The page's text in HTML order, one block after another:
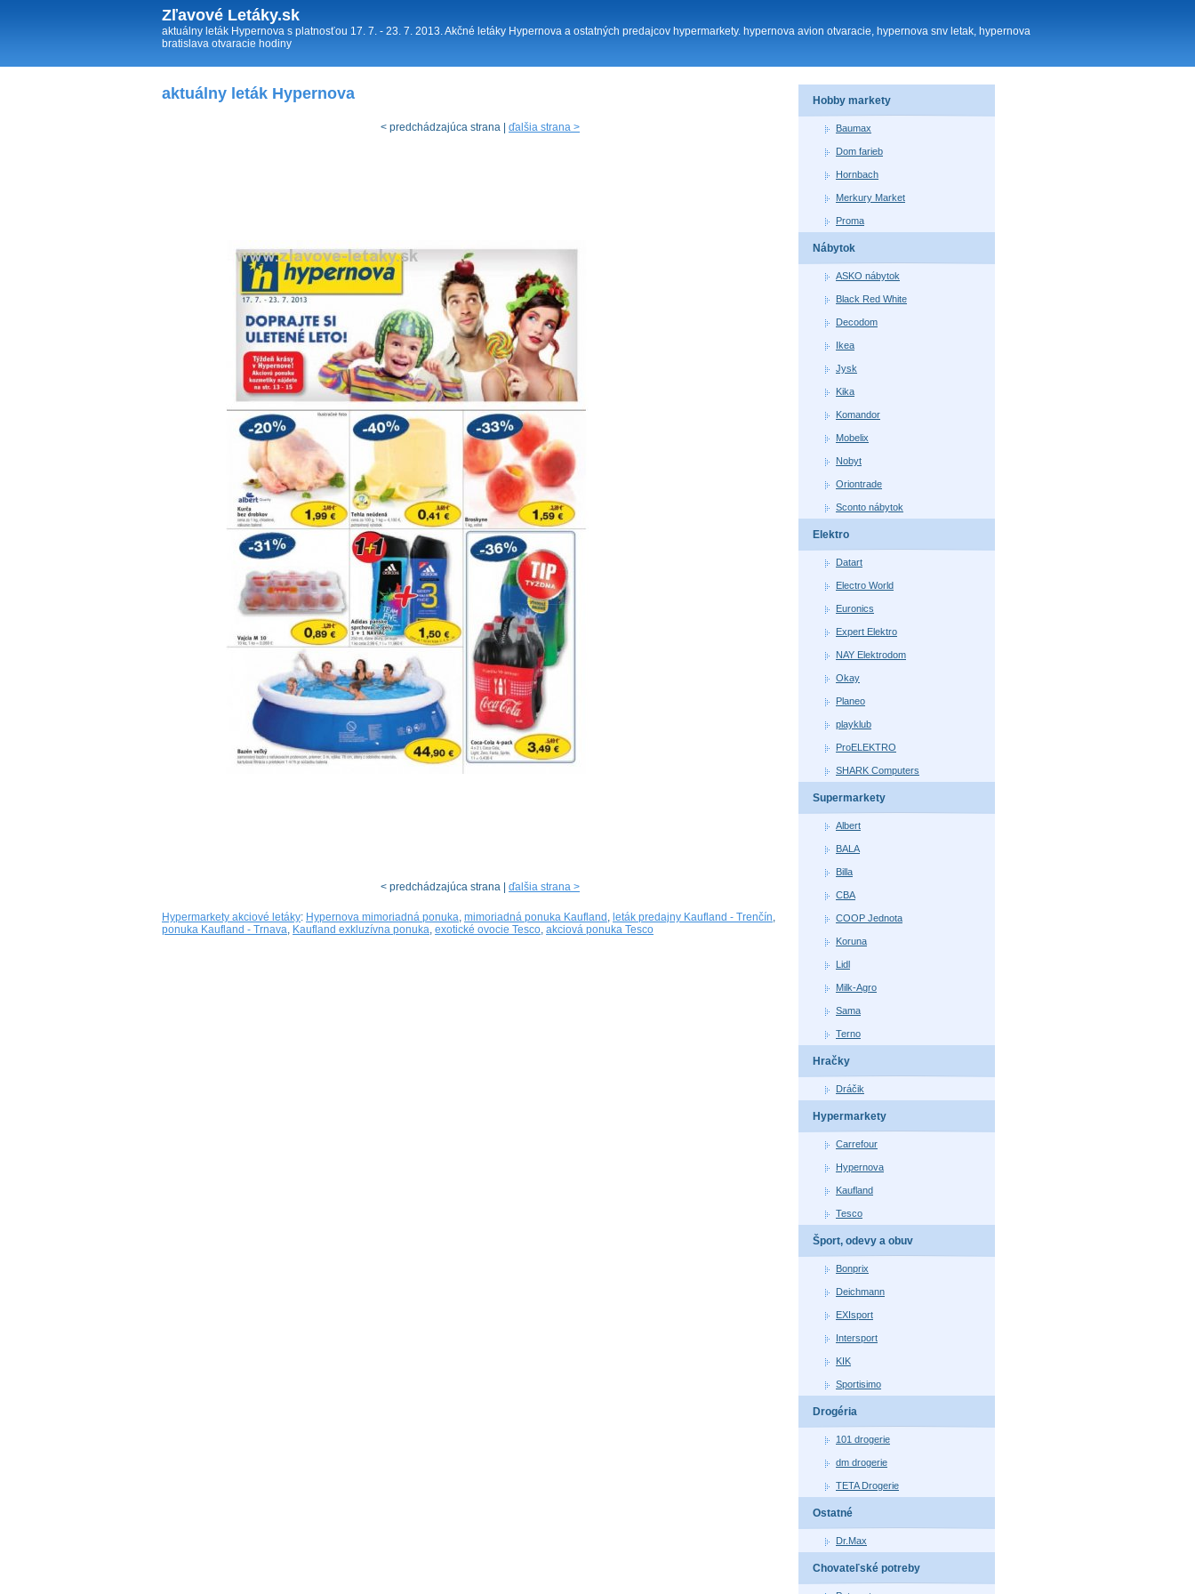
Zľavové Letáky.sk
aktuálny leták Hypernova s platnosťou 17. 7. - 23. 7. 2013. Akčné letáky Hypernova a ostatných predajcov hypermarkety. hypernova avion otvaracie, hypernova snv letak, hypernova
bratislava otvaracie hodiny
aktuálny leták Hypernova
< predchádzajúca strana | ďalšia strana >
< predchádzajúca strana | ďalšia strana >
Hypermarkety akciové letáky: Hypernova mimoriadná ponuka, mimoriadná ponuka Kaufland , leták predajny Kaufland - Trenčín,
ponuka Kaufland - Trnava, Kaufland exkluzívna ponuka, exotické ovocie Tesco, akciová ponuka Tesco
Hobby markety
Baumax
Dom farieb
Hornbach
Merkury Market
Proma
Nábytok
ASKO nábytok
Black Red White
Decodom
Ikea
Jysk
Kika
Komandor
Mobelix
Nobyt
Oriontrade
Sconto nábytok
Elektro
Datart
Electro World
Euronics
Expert Elektro
NAY Elektrodom
Okay
Planeo
playklub
ProELEKTRO
SHARK Computers
Supermarkety
Albert
BALA
Billa
CBA
COOP Jednota
Koruna
Lidl
Milk-Agro
Sama
Terno
Hračky
Dráčik
Hypermarkety
Carrefour
Hypernova
Kaufland
Tesco
Šport, odevy a obuv
Bonprix
Deichmann
EXIsport
Intersport
KIK
Sportisimo
Drogéria
101 drogerie
dm drogerie
TETA Drogerie
Ostatné
Dr.Max
Chovateľské potreby